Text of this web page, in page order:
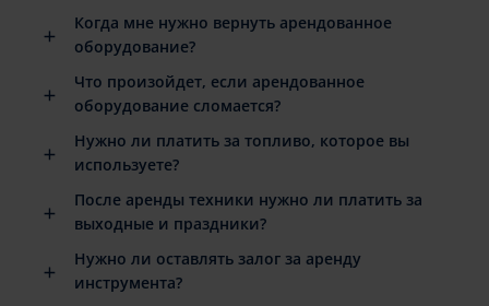
Когда мне нужно вернуть арендованное
оборудование?
Что произойдет, если арендованное
оборудование сломается?
Нужно ли платить за топливо, которое вы
используете?
После аренды техники нужно ли платить за
выходные и праздники?
Нужно ли оставлять залог за аренду
инструмента?